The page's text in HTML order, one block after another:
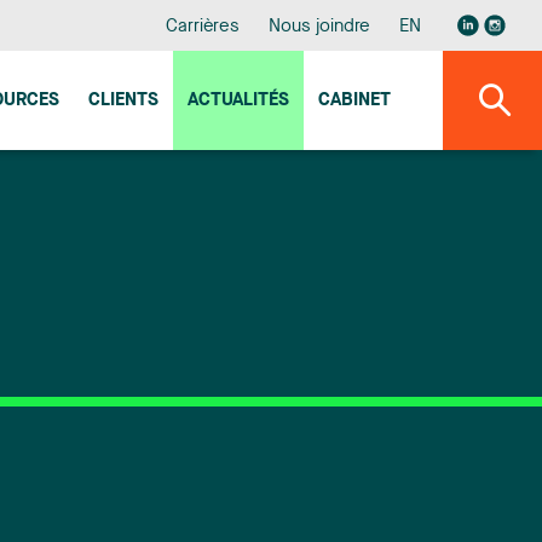
Carrières Nous joindre EN
CLIENTS ACTUALITÉS CABINET